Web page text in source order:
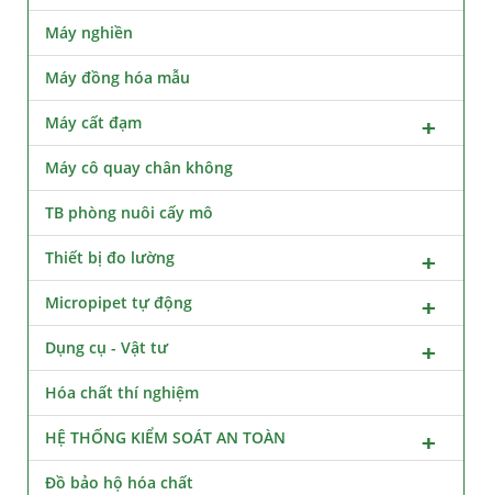
Máy nghiền
Máy đồng hóa mẫu
Máy cất đạm
Máy cô quay chân không
TB phòng nuôi cấy mô
Thiết bị đo lường
Micropipet tự động
Dụng cụ - Vật tư
Hóa chất thí nghiệm
HỆ THỐNG KIỂM SOÁT AN TOÀN
Đồ bảo hộ hóa chất